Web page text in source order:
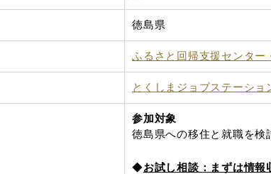
徳島県
ふるさと回帰支援センター
とくしまジョブステーショ
参加対象
徳島県への移住と就職を
◆お試し相談：まずは情